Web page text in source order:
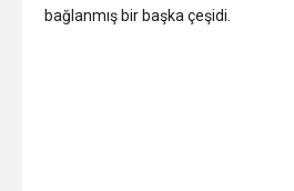
bağlanmış bir başka çeşidi.